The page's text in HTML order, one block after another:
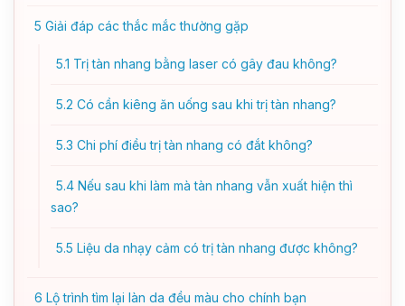
5 Giải đáp các thắc mắc thường gặp
5.1 Trị tàn nhang bằng laser có gây đau không?
5.2 Có cần kiêng ăn uống sau khi trị tàn nhang?
5.3 Chi phí điều trị tàn nhang có đắt không?
5.4 Nếu sau khi làm mà tàn nhang vẫn xuất hiện thì
sao?
5.5 Liệu da nhạy cảm có trị tàn nhang được không?
6 Lộ trình tìm lại làn da đều màu cho chính bạn